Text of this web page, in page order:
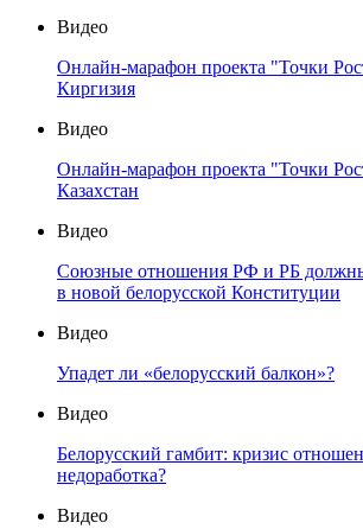
Видео
Онлайн-марафон проекта "Точки
Киргизия
Видео
Онлайн-марафон проекта "Точки
Казахстан
Видео
Союзные отношения РФ и РБ
в новой белорусской Конституции
Видео
Упадет ли «белорусский балкон»?
Видео
Белорусский гамбит: кризис
недоработка?
Видео